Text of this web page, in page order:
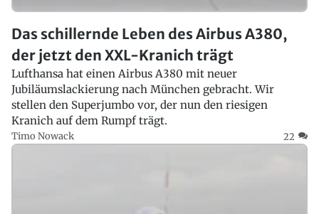
Das schillernde Leben des Airbus A380,
der jetzt den XXL-Kranich trägt
Lufthansa hat einen Airbus A380 mit neuer
Jubiläumslackierung nach München gebracht. Wir
stellen den Superjumbo vor, der nun den riesigen
Kranich auf dem Rumpf trägt.
Timo Nowack 22